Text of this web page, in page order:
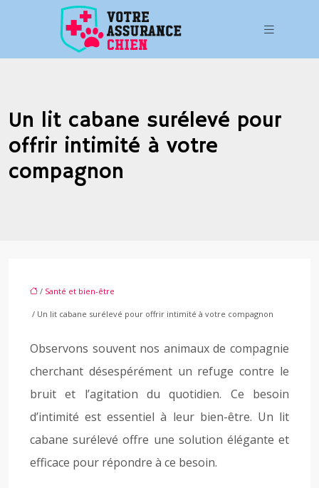
Un lit cabane surélevé pour
offrir intimité à votre
compagnon
/ Santé et bien-être
/ Un lit cabane surélevé pour offrir intimité à votre compagnon
Observons souvent nos animaux de compagnie
cherchant désespérément un refuge contre le
bruit et l’agitation du quotidien. Ce besoin
d’intimité est essentiel à leur bien-être. Un lit
cabane surélevé offre une solution élégante et
efficace pour répondre à ce besoin.